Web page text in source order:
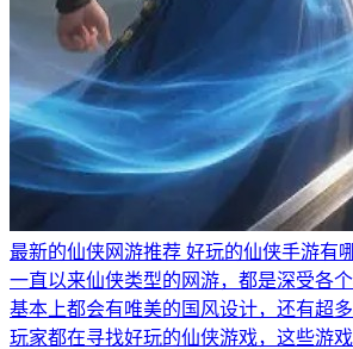
最新的仙侠网游推荐 好玩的仙侠手游有
一直以来仙侠类型的网游，都是深受各
基本上都会有唯美的国风设计，还有超
玩家都在寻找好玩的仙侠游戏，这些游